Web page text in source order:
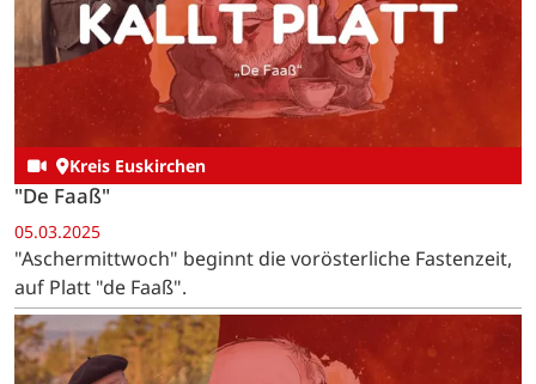
Kreis Euskirchen
"De Faaß"
05.03.2025
"Aschermittwoch" beginnt die vorösterliche Fastenzeit,
auf Platt "de Faaß".